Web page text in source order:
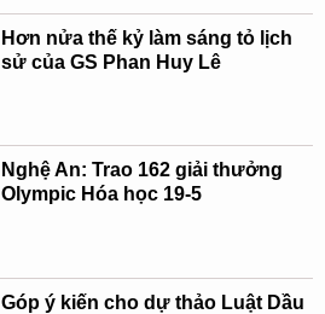
Hơn nửa thế kỷ làm sáng tỏ lịch
sử của GS Phan Huy Lê
Nghệ An: Trao 162 giải thưởng
Olympic Hóa học 19-5
Góp ý kiến cho dự thảo Luật Dầu